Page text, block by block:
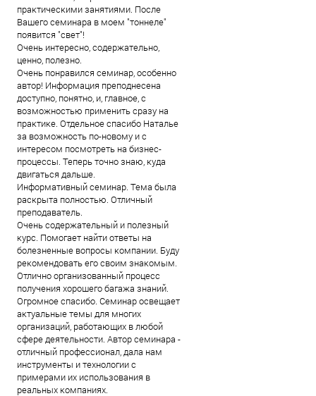
практическими занятиями. После
Вашего семинара в моем "тоннеле"
появится "свет"!
Очень интересно, содержательно,
ценно, полезно.
Очень понравился семинар, особенно
автор! Информация преподнесена
доступно, понятно, и, главное, с
возможностью применить сразу на
практике. Отдельное спасибо Наталье
за возможность по-новому и с
интересом посмотреть на бизнес-
процессы. Теперь точно знаю, куда
двигаться дальше.
Информативный семинар. Тема была
раскрыта полностью. Отличный
преподаватель.
Очень содержательный и полезный
курс. Помогает найти ответы на
болезненные вопросы компании. Буду
рекомендовать его своим знакомым.
Отлично организованный процесс
получения хорошего багажа знаний.
Огромное спасибо. Семинар освещает
актуальные темы для многих
организаций, работающих в любой
сфере деятельности. Автор семинара -
отличный профессионал, дала нам
инструменты и технологии с
примерами их использования в
реальных компаниях.